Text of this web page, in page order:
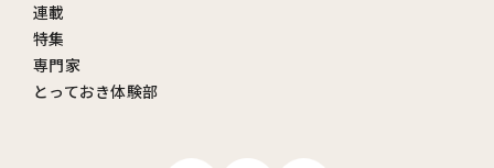
連載
特集
専門家
とっておき体験部